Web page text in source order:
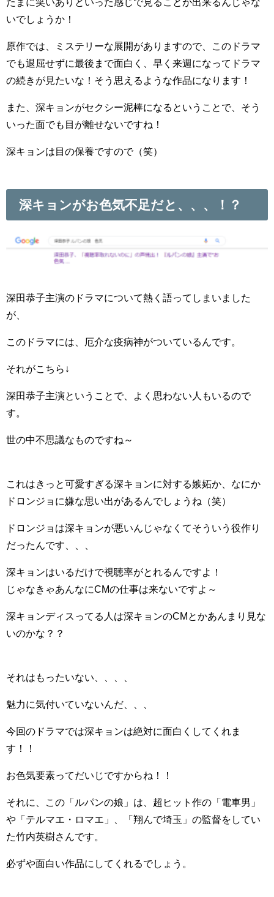
たまに笑いありといった感じで見ることが出来るんじゃな
いでしょうか！
原作では、ミステリーな展開がありますので、このドラマ
でも退屈せずに最後まで面白く、早く来週になってドラマ
の続きが見たいな！そう思えるような作品になります！
また、深キョンがセクシー泥棒になるということで、そう
いった面でも目が離せないですね！
深キョンは目の保養ですので（笑）
深キョンがお色気不足だと、、、！？
深田恭子主演のドラマについて熱く語ってしまいました
が、
このドラマには、厄介な疫病神がついているんです。
それがこちら↓
深田恭子主演ということで、よく思わない人もいるので
す。
世の中不思議なものですね～
これはきっと可愛すぎる深キョンに対する嫉妬か、なにか
ドロンジョに嫌な思い出があるんでしょうね（笑）
ドロンジョは深キョンが悪いんじゃなくてそういう役作り
だったんです、、、
深キョンはいるだけで視聴率がとれるんですよ！
じゃなきゃあんなにCMの仕事は来ないですよ～
深キョンディスってる人は深キョンのCMとかあんまり見な
いのかな？？
それはもったいない、、、、
魅力に気付いていないんだ、、、
今回のドラマでは深キョンは絶対に面白くしてくれま
す！！
お色気要素ってだいじですからね！！
それに、この「ルパンの娘」は、超ヒット作の「電車男」
や「テルマエ・ロマエ」、「翔んで埼玉」の監督をしてい
た竹内英樹さんです。
必ずや面白い作品にしてくれるでしょう。